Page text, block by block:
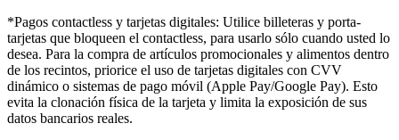
*Pagos contactless y tarjetas digitales: Utilice billeteras y porta-
tarjetas que bloqueen el contactless, para usarlo sólo cuando usted lo
desea. Para la compra de artículos promocionales y alimentos dentro
de los recintos, priorice el uso de tarjetas digitales con CVV
dinámico o sistemas de pago móvil (Apple Pay/Google Pay). Esto
evita la clonación física de la tarjeta y limita la exposición de sus
datos bancarios reales.